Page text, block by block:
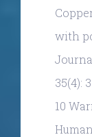
with
35(4):
10